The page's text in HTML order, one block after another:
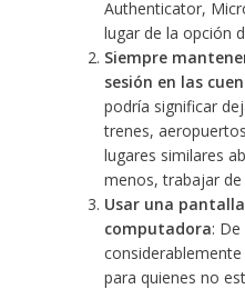
Authenticator,
lugar de la opción
Siempre
sesión en las
podría significar
trenes,
lugares similares
menos, trabajar de
Usar una
computadora:
para quienes no